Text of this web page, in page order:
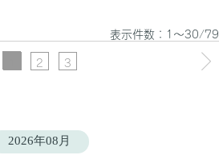
表示件数：1～30/79
2 3
2026年08月